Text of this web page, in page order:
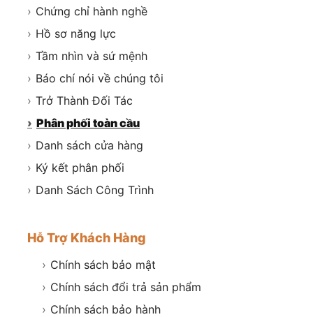
› Chứng chỉ hành nghề
› Hồ sơ năng lực
› Tầm nhìn và sứ mệnh
› Báo chí nói về chúng tôi
› Trở Thành Đối Tác
› Phân phối toàn cầu
› Danh sách cửa hàng
› Ký kết phân phối
› Danh Sách Công Trình
Hỗ Trợ Khách Hàng
› Chính sách bảo mật
› Chính sách đổi trả sản phẩm
› Chính sách bảo hành